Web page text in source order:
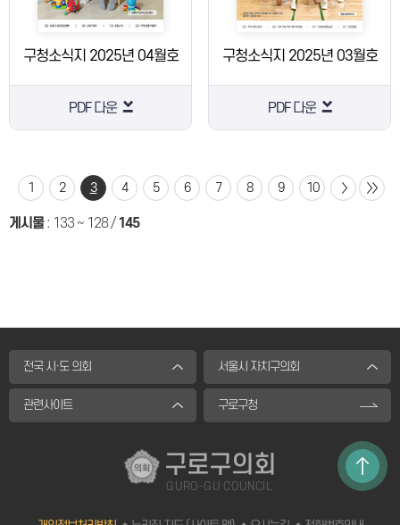
구청소식지 2025년 04월호
PDF 다운
구청소식지 2025년 03월호
PDF 다운
1 2 3 4 5 6 7 8 9 10
게시물: 133 ~ 128/145
전국 시·도 의회 서울시 자치구의회
관련사이트 구로구청
구로구의회
GURO-GU COUNCIL